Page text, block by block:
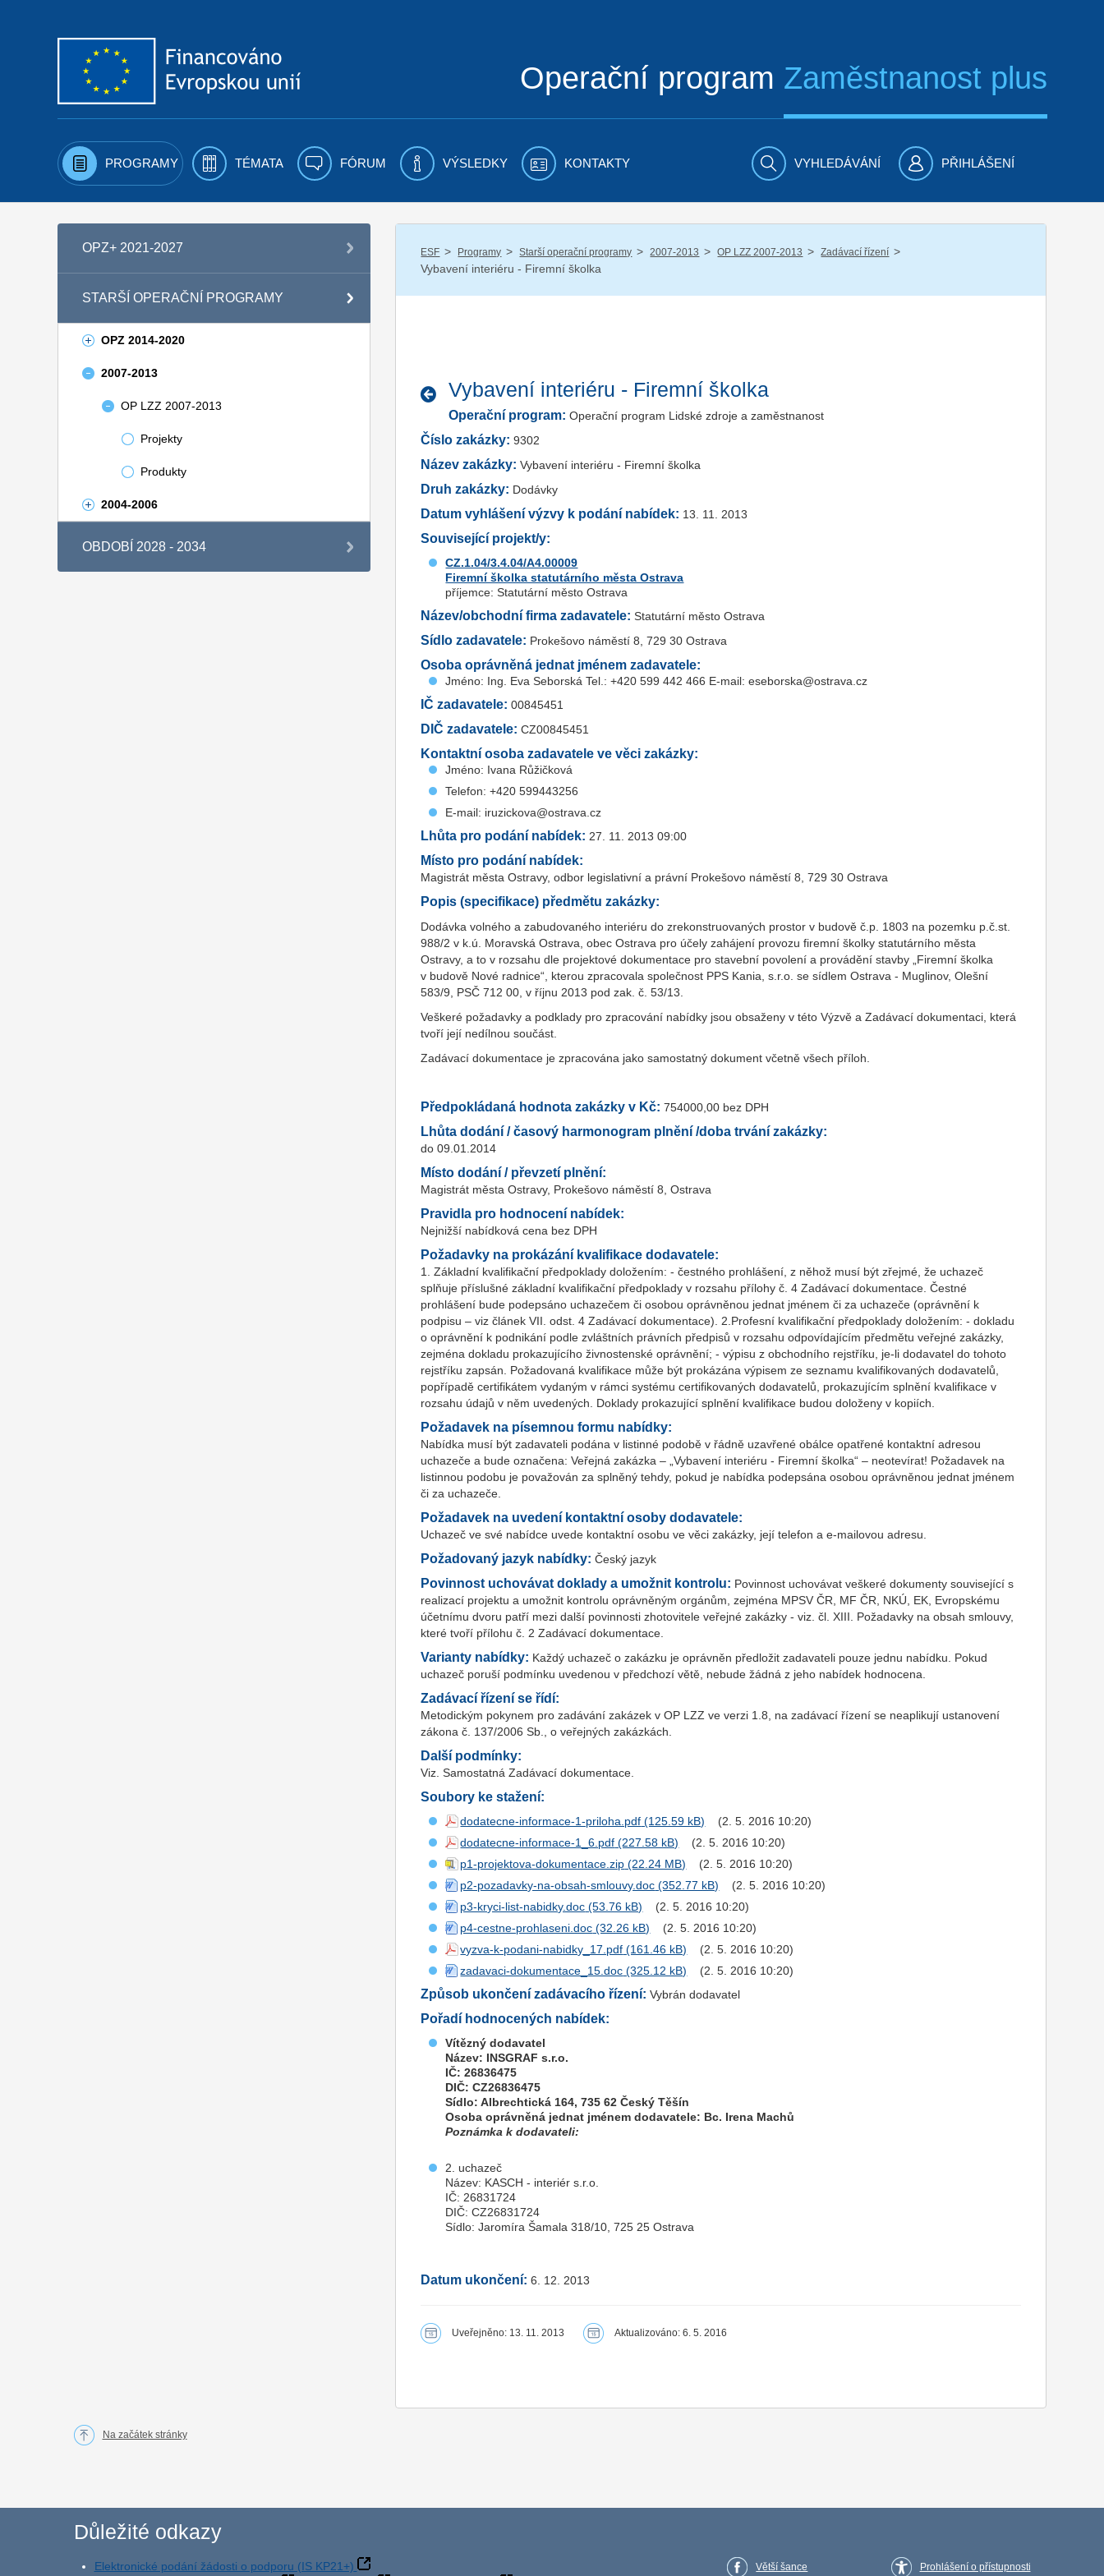
Operační program Zaměstnanost plus
PROGRAMY TÉMATA FÓRUM VÝSLEDKY KONTAKTY VYHLEDÁVÁNÍ PŘIHLÁŠENÍ
OPZ+ 2021-2027
STARŠÍ OPERAČNÍ PROGRAMY
OPZ 2014-2020
2007-2013
OP LZZ 2007-2013
Projekty
Produkty
2004-2006
OBDOBÍ 2028 - 2034
ESF / Programy / Starší operační programy / 2007-2013 / OP LZZ 2007-2013 / Zadávací řízení /
Vybavení interiéru - Firemní školka
Vybavení interiéru - Firemní školka
Operační program: Operační program Lidské zdroje a zaměstnanost
Číslo zakázky: 9302
Název zakázky: Vybavení interiéru - Firemní školka
Druh zakázky: Dodávky
Datum vyhlášení výzvy k podání nabídek: 13. 11. 2013
Související projekt/y:
CZ.1.04/3.4.04/A4.00009
Firemní školka statutárního města Ostrava
příjemce: Statutární město Ostrava
Název/obchodní firma zadavatele: Statutární město Ostrava
Sídlo zadavatele: Prokešovo náměstí 8, 729 30 Ostrava
Osoba oprávněná jednat jménem zadavatele:
Jméno: Ing. Eva Seborská Tel.: +420 599 442 466 E-mail: eseborska@ostrava.cz
IČ zadavatele: 00845451
DIČ zadavatele: CZ00845451
Kontaktní osoba zadavatele ve věci zakázky:
Jméno: Ivana Růžičková
Telefon: +420 599443256
E-mail: iruzickova@ostrava.cz
Lhůta pro podání nabídek: 27. 11. 2013 09:00
Místo pro podání nabídek:
Magistrát města Ostravy, odbor legislativní a právní Prokešovo náměstí 8, 729 30 Ostrava
Popis (specifikace) předmětu zakázky:
Dodávka volného a zabudovaného interiéru do zrekonstruovaných prostor v budově č.p. 1803 na pozemku p.č.st.
988/2 v k.ú. Moravská Ostrava, obec Ostrava pro účely zahájení provozu firemní školky statutárního města
Ostravy, a to v rozsahu dle projektové dokumentace pro stavební povolení a provádění stavby „Firemní školka
v budově Nové radnice“, kterou zpracovala společnost PPS Kania, s.r.o. se sídlem Ostrava - Muglinov, Olešní
583/9, PSČ 712 00, v říjnu 2013 pod zak. č. 53/13.
Veškeré požadavky a podklady pro zpracování nabídky jsou obsaženy v této Výzvě a Zadávací dokumentaci, která
tvoří její nedílnou součást.
Zadávací dokumentace je zpracována jako samostatný dokument včetně všech příloh.
Předpokládaná hodnota zakázky v Kč: 754000,00 bez DPH
Lhůta dodání / časový harmonogram plnění /doba trvání zakázky:
do 09.01.2014
Místo dodání / převzetí plnění:
Magistrát města Ostravy, Prokešovo náměstí 8, Ostrava
Pravidla pro hodnocení nabídek:
Nejnižší nabídková cena bez DPH
Požadavky na prokázání kvalifikace dodavatele:
1. Základní kvalifikační předpoklady doložením: - čestného prohlášení, z něhož musí být zřejmé, že uchazeč
splňuje příslušné základní kvalifikační předpoklady v rozsahu přílohy č. 4 Zadávací dokumentace. Čestné
prohlášení bude podepsáno uchazečem či osobou oprávněnou jednat jménem či za uchazeče (oprávnění k
podpisu – viz článek VII. odst. 4 Zadávací dokumentace). 2.Profesní kvalifikační předpoklady doložením: - dokladu
o oprávnění k podnikání podle zvláštních právních předpisů v rozsahu odpovídajícím předmětu veřejné zakázky,
zejména dokladu prokazujícího živnostenské oprávnění; - výpisu z obchodního rejstříku, je-li dodavatel do tohoto
rejstříku zapsán. Požadovaná kvalifikace může být prokázána výpisem ze seznamu kvalifikovaných dodavatelů,
popřípadě certifikátem vydaným v rámci systému certifikovaných dodavatelů, prokazujícím splnění kvalifikace v
rozsahu údajů v něm uvedených. Doklady prokazující splnění kvalifikace budou doloženy v kopiích.
Požadavek na písemnou formu nabídky:
Nabídka musí být zadavateli podána v listinné podobě v řádně uzavřené obálce opatřené kontaktní adresou
uchazeče a bude označena: Veřejná zakázka – „Vybavení interiéru - Firemní školka“ – neotevírat! Požadavek na
listinnou podobu je považován za splněný tehdy, pokud je nabídka podepsána osobou oprávněnou jednat jménem
či za uchazeče.
Požadavek na uvedení kontaktní osoby dodavatele:
Uchazeč ve své nabídce uvede kontaktní osobu ve věci zakázky, její telefon a e-mailovou adresu.
Požadovaný jazyk nabídky: Český jazyk
Povinnost uchovávat doklady a umožnit kontrolu: Povinnost uchovávat veškeré dokumenty související s
realizací projektu a umožnit kontrolu oprávněným orgánům, zejména MPSV ČR, MF ČR, NKÚ, EK, Evropskému
účetnímu dvoru patří mezi další povinnosti zhotovitele veřejné zakázky - viz. čl. XIII. Požadavky na obsah smlouvy,
které tvoří přílohu č. 2 Zadávací dokumentace.
Varianty nabídky: Každý uchazeč o zakázku je oprávněn předložit zadavateli pouze jednu nabídku. Pokud
uchazeč poruší podmínku uvedenou v předchozí větě, nebude žádná z jeho nabídek hodnocena.
Zadávací řízení se řídí:
Metodickým pokynem pro zadávání zakázek v OP LZZ ve verzi 1.8, na zadávací řízení se neaplikují ustanovení
zákona č. 137/2006 Sb., o veřejných zakázkách.
Další podmínky:
Viz. Samostatná Zadávací dokumentace.
Soubory ke stažení:
dodatecne-informace-1-priloha.pdf
(2. 5. 2016 10:20)
dodatecne-informace-1_6.pdf
(2. 5. 2016 10:20)
p1-projektova-dokumentace.zip
(2. 5. 2016 10:20)
p2-pozadavky-na-obsah-smlouvy.doc
(2. 5. 2016 10:20)
p3-kryci-list-nabidky.doc
(2. 5. 2016 10:20)
p4-cestne-prohlaseni.doc
(2. 5. 2016 10:20)
vyzva-k-podani-nabidky_17.pdf
(2. 5. 2016 10:20)
zadavaci-dokumentace_15.doc
(2. 5. 2016 10:20)
Způsob ukončení zadávacího řízení: Vybrán dodavatel
Pořadí hodnocených nabídek:
Vítězný dodavatel
Název: INSGRAF s.r.o.
IČ: 26836475
DIČ: CZ26836475
Sídlo: Albrechtická 164, 735 62 Český Těšín
Osoba oprávněná jednat jménem dodavatele: Bc. Irena Machů
Poznámka k dodavateli:
2. uchazeč
Název: KASCH - interiér s.r.o.
IČ: 26831724
DIČ: CZ26831724
Sídlo: Jaromíra Šamala 318/10, 725 25 Ostrava
Datum ukončení: 6. 12. 2013
Uveřejněno: 13. 11. 2013 Aktualizováno: 6. 5. 2016
Na začátek stránky
Důležité odkazy
Elektronické podání žádosti o podporu (IS KP21+) Větší šance Prohlášení o přístupnosti